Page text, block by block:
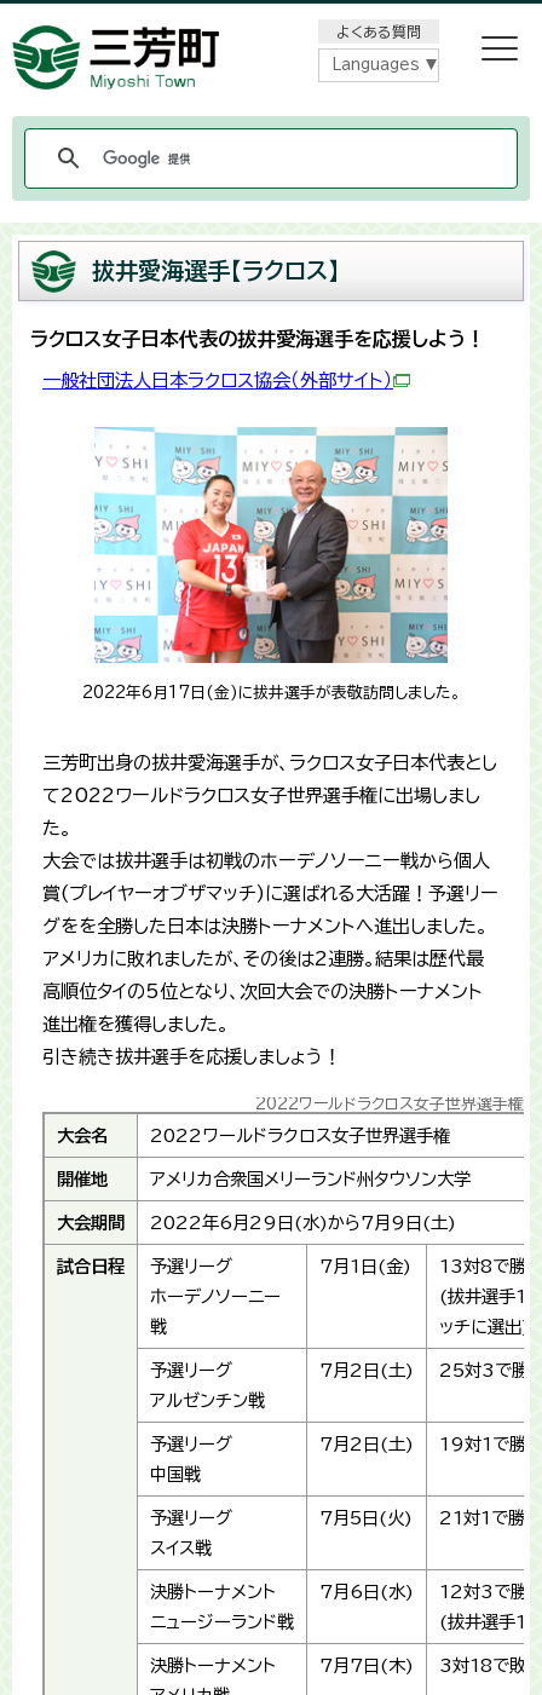
よくある質問
Languages
拔井愛海選手【ラクロス】
ラクロス女子日本代表の拔井愛海選手を応援しよう！
一般社団法人日本ラクロス協会（外部サイト）
2022年6月17日(金)に拔井選手が表敬訪問しました。
三芳町出身の拔井愛海選手が、ラクロス女子日本代表とし
て2022ワールドラクロス女子世界選手権に出場しまし
た。
大会では拔井選手は初戦のホーデノソーニー戦から個人
賞(プレイヤーオブザマッチ)に選ばれる大活躍！予選リー
グをを全勝した日本は決勝トーナメントへ進出しました。
アメリカに敗れましたが、その後は2連勝。結果は歴代最
高順位タイの5位となり、次回大会での決勝トーナメント
進出権を獲得しました。
引き続き拔井選手を応援しましょう！
2022ワールドラクロス女子世界選手権
大会名 2022ワールドラクロス女子世界選手権
開催地 アメリカ合衆国メリーランド州タウソン大学
大会期間 2022年6月29日(水)から7月9日(土)
試合日程
予選リーグ
ホーデノソーニー
戦
7月1日(金)
13対8で勝利
(拔井選手1ア
ッチに選出)
予選リーグ
アルゼンチン戦
7月2日(土) 25対3で勝
予選リーグ
中国戦
7月2日(土) 19対1で勝利
予選リーグ
スイス戦
7月5日(火) 21対1で勝利
決勝トーナメント
ニュージーランド戦
7月6日(水)
12対3で勝
(拔井選手1
決勝トーナメント
7月7日(木) 3対18で敗退